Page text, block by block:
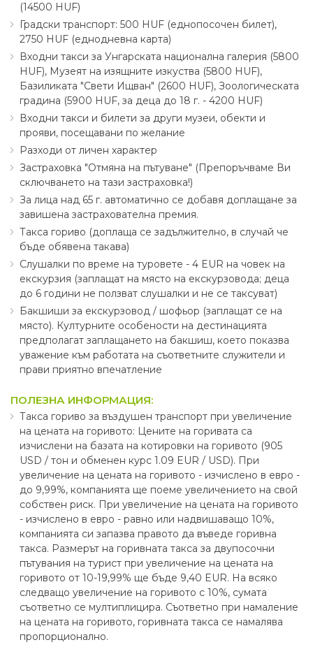
(14500 HUF)
Градски транспорт: 500 HUF (еднопосочен билет),
2750 HUF (еднодневна карта)
Входни такси за Унгарската национална галерия (5800
HUF), Музеят на изящните изкуства (5800 HUF),
Базиликата "Свети Ищван" (2600 HUF), Зоологическата
градина (5900 HUF, за деца до 18 г. - 4200 HUF)
Входни такси и билети за други музеи, обекти и
прояви, посещавани по желание
Разходи от личен характер
Застраховка "Отмяна на пътуване" (Препоръчваме Ви
сключването на тази застраховка!)
За лица над 65 г. автоматично се добавя доплащане за
завишена застрахователна премия.
Такса гориво (доплаща се задължително, в случай че
бъде обявена такава)
Слушалки по време на туровете - 4 EUR на човек на
екскурзия (заплащат на място на екскурзовода; деца
до 6 години не ползват слушалки и не се таксуват)
Бакшиши за екскурзовод ∕ шофьор (заплащат се на
място). Културните особености на дестинацията
предполагат заплащането на бакшиш, което показва
уважение към работата на съответните служители и
прави приятно впечатление
ПОЛЕЗНА ИНФОРМАЦИЯ:
Такса гориво за въздушен транспорт при увеличение
на цената на горивото: Цените на горивата са
изчислени на базата на котировки на горивото (905
USD ∕ тон и обменен курс 1.09 EUR ∕ USD). При
увеличение на цената на горивото - изчислено в евро -
до 9,99%, компанията ще поеме увеличението на свой
собствен риск. При увеличение на цената на горивото
- изчислено в евро - равно или надвишаващо 10%,
компанията си запазва правото да въведе горивна
такса. Размерът на горивната такса за двупосочни
пътувания на турист при увеличение на цената на
горивото от 10-19,99% ще бъде 9,40 EUR. На всяко
следващо увеличение на горивото с 10%, сумата
съответно се мултиплицира. Съответно при намаление
на цената на горивото, горивната такса се намалява
пропорционално.